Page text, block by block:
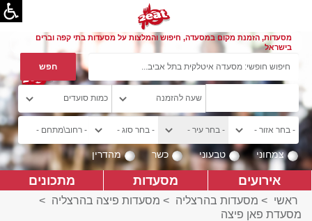
מסעדות, הזמנת מקום במסעדה, חיפוש והמלצות על מסעדות בתי קפה וברים
בישראל
צמחוני טבעוני כשר מהדרין
אירועים מסעדות מתכונים
ראשי > מסעדות בהרצליה > מסעדות פיצה בהרצליה >
מסעדת פאן פיצה